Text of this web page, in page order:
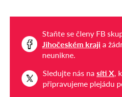
Staňte se členy FB
Jihočeském kraji a
neunikne.
Sledujte nás na síti X,
připravujeme plejádu